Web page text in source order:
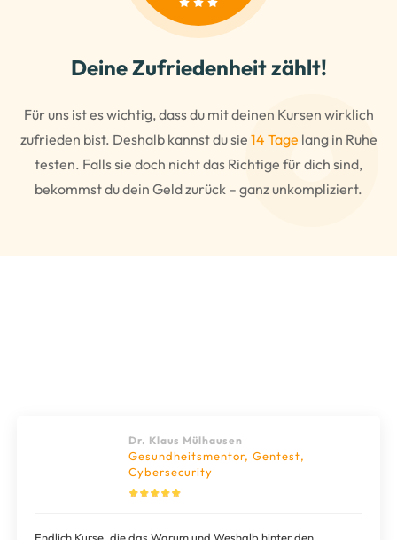
Deine Zufriedenheit zählt!
Für uns ist es wichtig, dass du mit deinen Kursen wirklich
zufrieden bist. Deshalb kannst du sie 14 Tage lang in Ruhe
testen. Falls sie doch nicht das Richtige für dich sind,
bekommst du dein Geld zurück – ganz unkompliziert.
Dr. Klaus Mülhausen
Gesundheitsmentor, Gentest,
Cybersecurity